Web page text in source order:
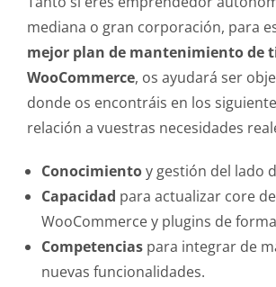
mediana o gran corporación, para
mejor plan de mantenimiento de
WooCommerce, os ayudará ser
donde os encontráis en los
relación a vuestras necesidades
Conocimientoy gestión del lado
Capacidad para actualizar core
WooCommerce y plugins de
Competenciaspara integrar de
nuevas funcionalidades.